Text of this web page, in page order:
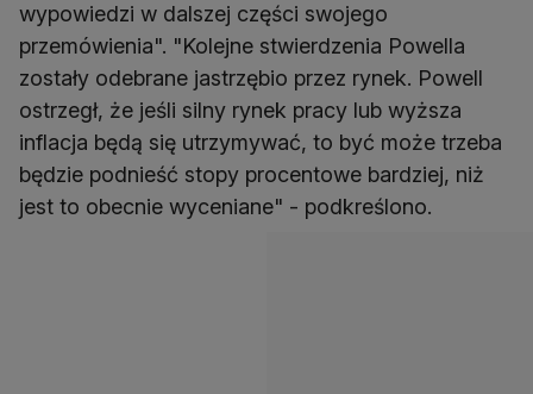
wypowiedzi w dalszej części swojego
przemówienia". "Kolejne stwierdzenia Powella
zostały odebrane jastrzębio przez rynek. Powell
ostrzegł, że jeśli silny rynek pracy lub wyższa
inflacja będą się utrzymywać, to być może trzeba
będzie podnieść stopy procentowe bardziej, niż
jest to obecnie wyceniane" - podkreślono.